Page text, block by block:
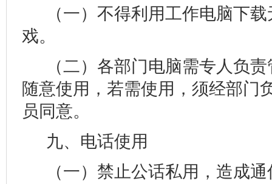
（一）不得利用工作电脑下
戏。
（二）各部门电脑需专人负
随意使用，若需使用，须经部门
员同意。
九、电话使用
（一）禁止公话私用，造成